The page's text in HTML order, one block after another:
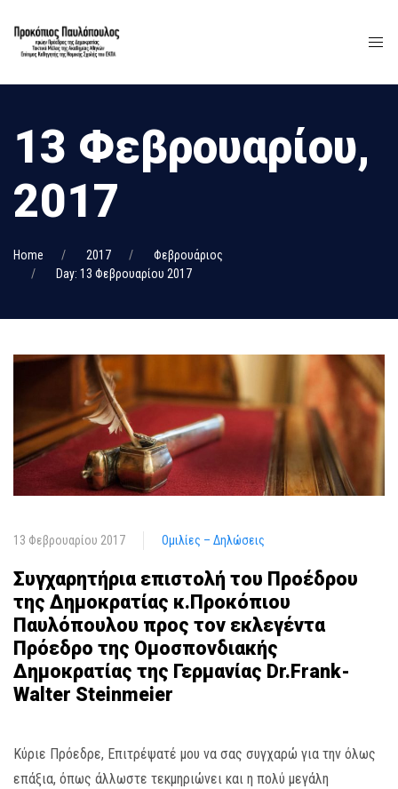
13 Φεβρουαρίου,
2017
Home 2017
Φεβρουάριος
Day: 13 Φεβρουαρίου 2017
13 Φεβρουαρίου 2017 Ομιλίες – Δηλώσεις
Συγχαρητήρια επιστολή του Προέδρου
της Δημοκρατίας κ.Προκόπιου
Παυλόπουλου προς τον εκλεγέντα
Πρόεδρο της Ομοσπονδιακής
Δημοκρατίας της Γερμανίας Dr.Frank-
Walter Steinmeier
Κύριε Πρόεδρε, Επιτρέψατέ μου να σας συγχαρώ για την όλως
επάξια, όπως άλλωστε τεκμηριώνει και η πολύ μεγάλη